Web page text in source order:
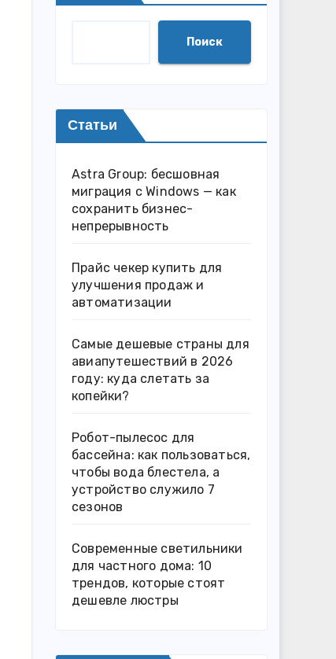
Поиск
Статьи
Astra Group: бесшовная
миграция с Windows — как
сохранить бизнес-
непрерывность
Прайс чекер купить для
улучшения продаж и
автоматизации
Самые дешевые страны для
авиапутешествий в 2026
году: куда слетать за
копейки?
Робот-пылесос для
бассейна: как пользоваться,
чтобы вода блестела, а
устройство служило 7
сезонов
Современные светильники
для частного дома: 10
трендов, которые стоят
дешевле люстры